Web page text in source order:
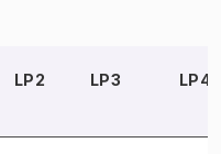
LP2 LP3 LP4